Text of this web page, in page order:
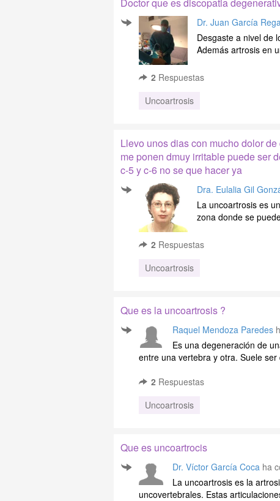
Dr. Juan García
Desgaste a nivel de
Además artrosis en
2 Respuestas
Uncoartrosis
Llevo unos dias con mucho dolor
me ponen dmuy irritable puede ser
c-5 y c-6 no se que hacer ya
Dra. Eulalia Gil
La uncoartrosis es
zona donde se
2 Respuestas
Uncoartrosis
Que es la uncoartrosis ?
Raquel Mendoza Paredes
Es una degeneración de
entre una vertebra y otra. Suele ser
2 Respuestas
Uncoartrosis
Que es uncoartrocis
Dr. Víctor García Coca ha
La uncoartrosis es la
uncovertebrales. Estas